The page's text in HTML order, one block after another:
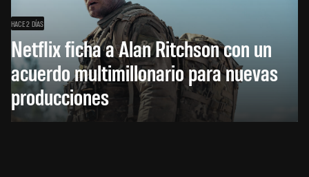
HACE 2 DÍAS
Netflix ficha a Alan Ritchson con un
acuerdo multimillonario para nuevas
producciones